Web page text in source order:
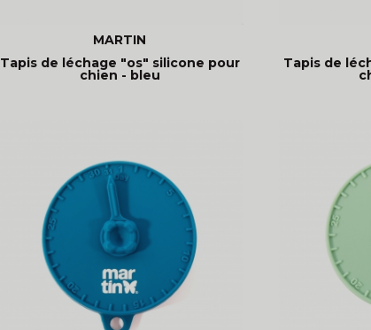
MARTIN
Tapis de léchage "os" silicone pour
chien - bleu
Tapis de